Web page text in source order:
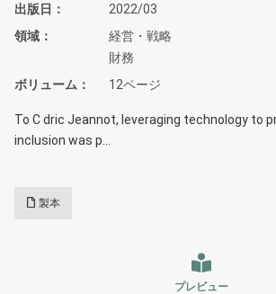
出版日
2022/03
領域
経営・戦略
財務
ボリューム
12ページ
To C dric Jeannot, leveraging technology to
inclusion was p…
製本
プレビュー